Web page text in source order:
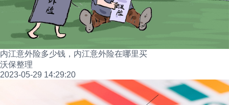
内江意外险多少钱，内江意外险在哪里买
沃保整理
2023-05-29 14:29:20